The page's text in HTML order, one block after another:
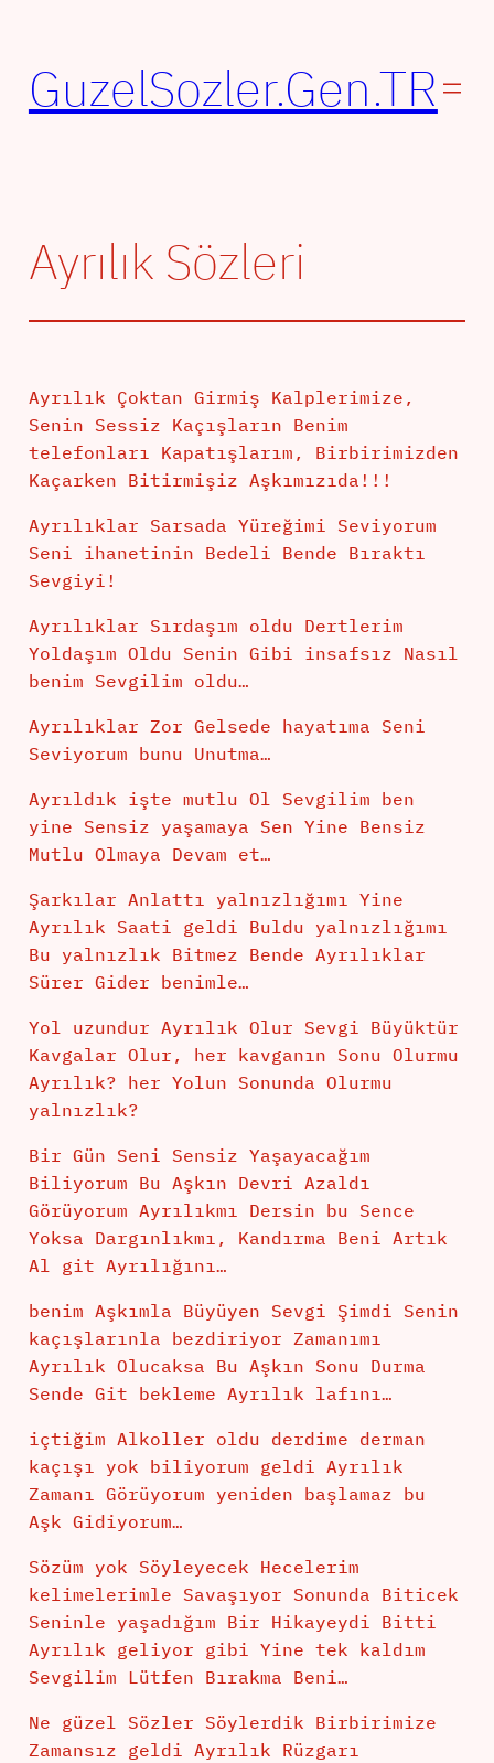
GuzelSozler.Gen.TR
Ayrılık Sözleri
Ayrılık Çoktan Girmiş Kalplerimize,
Senin Sessiz Kaçışların Benim
telefonları Kapatışlarım, Birbirimizden
Kaçarken Bitirmişiz Aşkımızıda!!!
Ayrılıklar Sarsada Yüreğimi Seviyorum
Seni ihanetinin Bedeli Bende Bıraktı
Sevgiyi!
Ayrılıklar Sırdaşım oldu Dertlerim
Yoldaşım Oldu Senin Gibi insafsız Nasıl
benim Sevgilim oldu…
Ayrılıklar Zor Gelsede hayatıma Seni
Seviyorum bunu Unutma…
Ayrıldık işte mutlu Ol Sevgilim ben
yine Sensiz yaşamaya Sen Yine Bensiz
Mutlu Olmaya Devam et…
Şarkılar Anlattı yalnızlığımı Yine
Ayrılık Saati geldi Buldu yalnızlığımı
Bu yalnızlık Bitmez Bende Ayrılıklar
Sürer Gider benimle…
Yol uzundur Ayrılık Olur Sevgi Büyüktür
Kavgalar Olur, her kavganın Sonu Olurmu
Ayrılık? her Yolun Sonunda Olurmu
yalnızlık?
Bir Gün Seni Sensiz Yaşayacağım
Biliyorum Bu Aşkın Devri Azaldı
Görüyorum Ayrılıkmı Dersin bu Sence
Yoksa Dargınlıkmı, Kandırma Beni Artık
Al git Ayrılığını…
benim Aşkımla Büyüyen Sevgi Şimdi Senin
kaçışlarınla bezdiriyor Zamanımı
Ayrılık Olucaksa Bu Aşkın Sonu Durma
Sende Git bekleme Ayrılık lafını…
içtiğim Alkoller oldu derdime derman
kaçışı yok biliyorum geldi Ayrılık
Zamanı Görüyorum yeniden başlamaz bu
Aşk Gidiyorum…
Sözüm yok Söyleyecek Hecelerim
kelimelerimle Savaşıyor Sonunda Biticek
Seninle yaşadığım Bir Hikayeydi Bitti
Ayrılık geliyor gibi Yine tek kaldım
Sevgilim Lütfen Bırakma Beni…
Ne güzel Sözler Söylerdik Birbirimize
Zamansız geldi Ayrılık Rüzgarı